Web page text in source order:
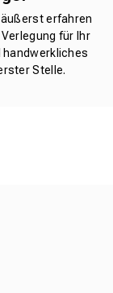
erfahren
für Ihr
handwerkliches
Stelle.